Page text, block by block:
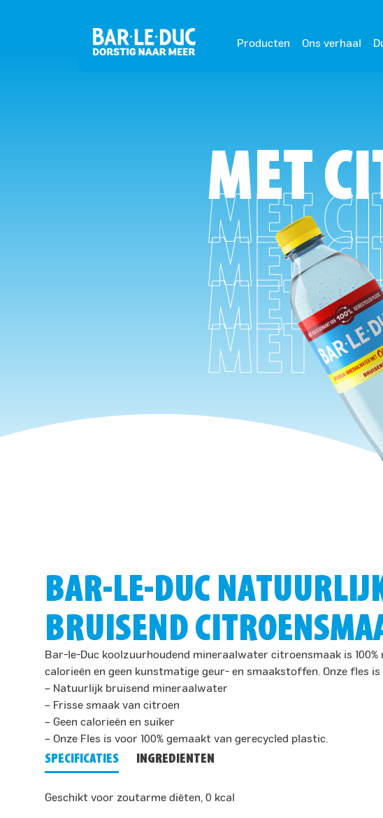
Producten Ons verhaal
MET
MET
MET
MET
MET
BAR-LE-DUC
BRUISEND
Bar-le-Duc koolzuurhoudend mineraalwater citroensmaak is
calorieën en geen kunstmatige geur- en smaakstoffen. Onze fles
– Natuurlijk bruisend mineraalwater
– Frisse smaak van citroen
– Geen calorieën en suiker
– Onze Fles is voor 100% gemaakt van gerecycled plastic.
SPECIFICATIES INGREDIENTEN
Geschikt voor zoutarme diëten, 0 kcal